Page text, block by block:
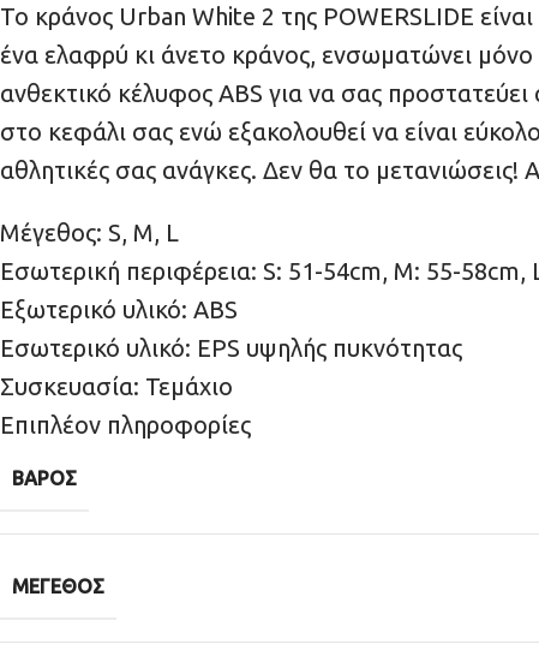
Το κράνος Urban White 2 της POWERSLIDE
ένα ελαφρύ κι άνετο κράνος, ενσωματώνει
ανθεκτικό κέλυφος ABS για να σας
στο κεφάλι σας ενώ εξακολουθεί να είναι
αθλητικές σας ανάγκες. Δεν θα το
Μέγεθος: S, M, L
Εσωτερική περιφέρεια: S: 51-54cm, M: 55-58cm,
Εξωτερικό υλικό: ABS
Εσωτερικό υλικό: EPS υψηλής πυκνότητας
Συσκευασία: Τεμάχιο
Επιπλέον πληροφορίες
ΒΆΡΟΣ
ΜΈΓΕΘΟΣ